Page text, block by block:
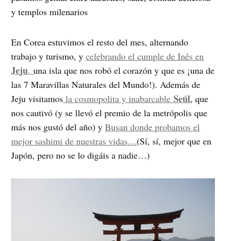
y templos milenarios
En Corea estuvimos el resto del mes, alternando
trabajo y turismo, ycelebrando el cumple de Inês en
Jeju,una isla que nos robó el corazón y que es ¡una de
las 7 Maravillas Naturales del Mundo!). Además de
Jeju visitamos la cosmopolita y inabarcableSeúl, que
nos cautivó (y se llevó el premio de la metrópolis que
más nos gustó del año) yBusan donde probamos el
mejor sashimi de nuestras vidas…(Sí, sí, mejor que en
Japón, pero no se lo digáis a nadie…)